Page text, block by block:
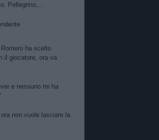
Pellegrino,
nuova
ha scelto
il giocatore, ora va
e nessuno mi ha
non vuole lasciare la